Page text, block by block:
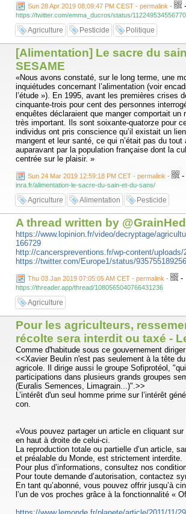
Sun 28 Apr 2019 08:09:47 PM CEST - permalink - -
https://twitter.com/emma_ducros/status/
Agriculture Pesticide Politique
[Alimentation] Le sacre du
SESAME
«Nous avons constaté, sur le long terme, une
inquiétudes concernant l’alimentation (voir
l’étude »). En 1995, avant les premières crises
cinquante-trois pour cent des personnes
enquêtes déclaraient que manger comportait un
très important. Ils sont soixante-quatorze pour
individus ont pris conscience qu’il existait un
mangent et leur santé, ce qui n’était pas du tout
auparavant par la population française dont la
centrée sur le plaisir. »
Sun 24 Mar 2019 12:59:18 PM CET - permalink - -
inra.fr/alimentation-le-sacre-du-sain-et-du-sans/
Agriculture Alimentation Pesticide
A thread written by
https://www.lopinion.fr/video/decryptage/
166729
http://cancerspreventions.fr/wp-content/
https://twitter.com/Europe1/status/
Thu 03 Jan 2019 07:05:05 AM CET - permalink - -
https://threader.app/thread/1080565040766431236
Agriculture
Pour les agriculteurs,
récolte sera interdit ou taxé -
Comme d'habitude sous ce gouvernement
<<Xavier Beulin n'est pas seulement à la tête
agricole. Il dirige aussi le groupe Sofiprotéol,
participations dans plusieurs grands groupes
(Euralis Semences, Limagrain...)".>>
L’intérêt d'un seul homme prime sur l’intérêt
con.
«Vous pouvez partager un article en cliquant
en haut à droite de celui-ci.
La reproduction totale ou partielle d’un article,
et préalable du Monde, est strictement interdite.
Pour plus d’informations, consultez nos
Pour toute demande d’autorisation, contactez
En tant qu’abonné, vous pouvez offrir jusqu’à
l’un de vos proches grâce à la fonctionnalité «